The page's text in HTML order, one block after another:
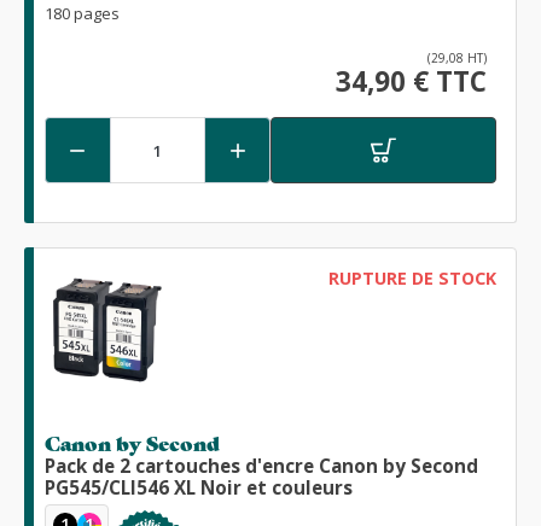
180 pages
(29,08 HT)
34,90 € TTC
 
RUPTURE DE STOCK
Canon by Second
Pack de 2 cartouches d'encre Canon by Second
PG545/CLI546 XL Noir et couleurs